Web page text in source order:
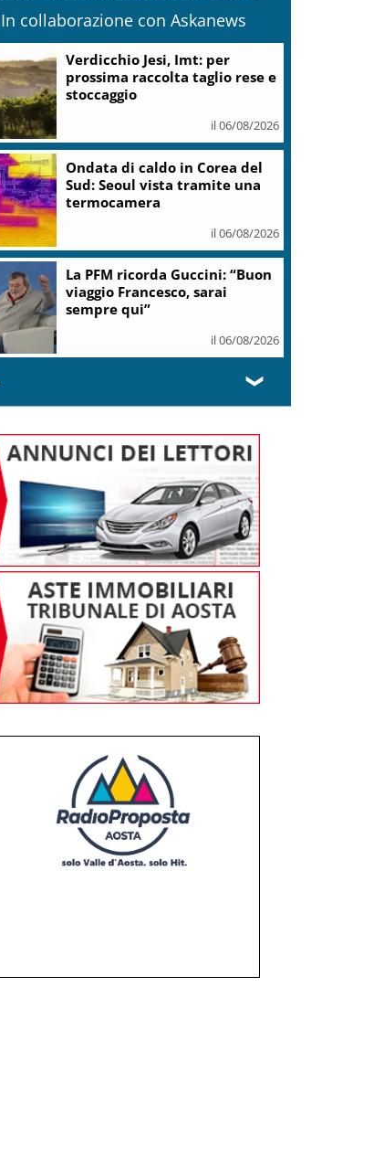
In collaborazione con Askanews
Verdicchio Jesi, Imt: per
prossima raccolta taglio rese e
stoccaggio
il 06/08/2026
Ondata di caldo in Corea del
Sud: Seoul vista tramite una
termocamera
il 06/08/2026
La PFM ricorda Guccini: “Buon
viaggio Francesco, sarai
sempre qui”
il 06/08/2026
❯